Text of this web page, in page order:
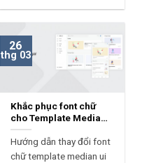
Khắc phục font chữ
cho Template Median
UI
Hướng dẫn thay đổi font
chữ template median ui
26
thg 03